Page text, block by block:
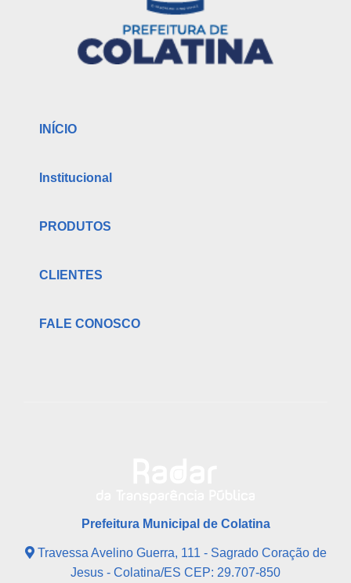
INÍCIO
Institucional
PRODUTOS
CLIENTES
FALE CONOSCO
Prefeitura Municipal de Colatina
Travessa Avelino Guerra, 111 - Sagrado Coração de
Jesus - Colatina/ES CEP: 29.707-850